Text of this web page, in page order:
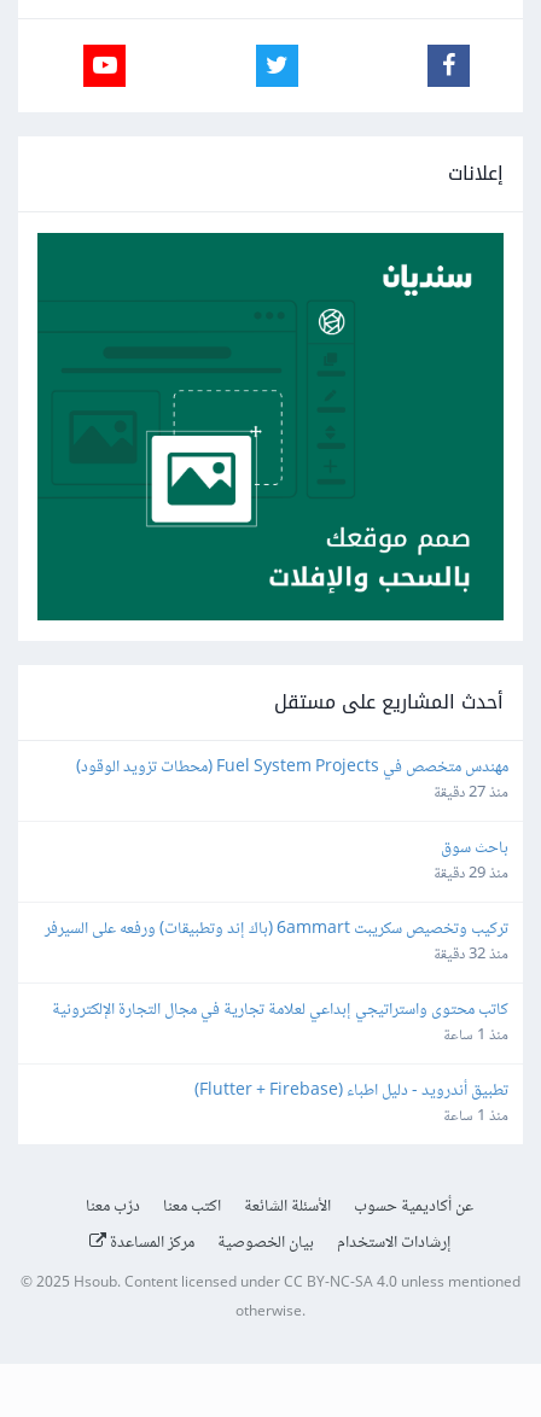
إعلانات
أحدث المشاريع على مستقل
مهندس متخصص في Fuel System Projects (محطات تزويد الوقود)
منذ 27 دقيقة
باحث سوق
منذ 29 دقيقة
تركيب وتخصيص سكريبت 6ammart (باك إند وتطبيقات) ورفعه على السيرفر
والمتجر
منذ 32 دقيقة
كاتب محتوى واستراتيجي إبداعي لعلامة تجارية في مجال التجارة الإلكترونية
منذ 1 ساعة
تطبيق أندرويد - دليل اطباء (Flutter + Firebase)
منذ 1 ساعة
عن أكاديمية حسوب الأسئلة الشائعة اكتب معنا
درّب معنا
إرشادات الاستخدام
بيان الخصوصية مركز المساعدة
© 2025 Hsoub.Content licensed underCC BY-NC-SA 4.0unless mentioned
otherwise.